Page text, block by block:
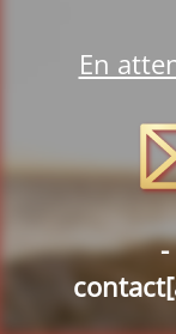
En
-